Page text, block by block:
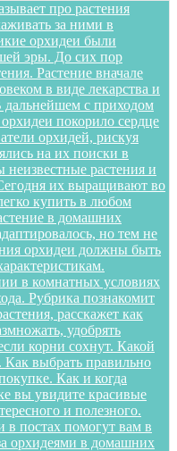
про растения
за ними в
орхидеи были
эры. До сих пор
Растение вначале
в виде лекарства и
с приходом
покорило сердце
орхидей, рискуя
на их поиски в
растения и
их выращивают во
купить в любом
в домашних
но тем не
орхидеи должны быть
в комнатных условиях
Рубрика познакомит
расскажет как
удобрять
корни сохнут. Какой
выбрать правильно
Как и когда
вы увидите красивые
и полезного.
постах помогут вам в
орхидеями в домашних